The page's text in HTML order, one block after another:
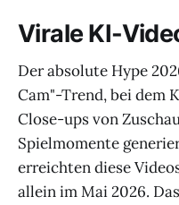
Virale KI-
Der absolute Hype
Cam"-Trend, bei dem
Close-ups von
Spielmomente
erreichten diese
allein im Mai 2026.